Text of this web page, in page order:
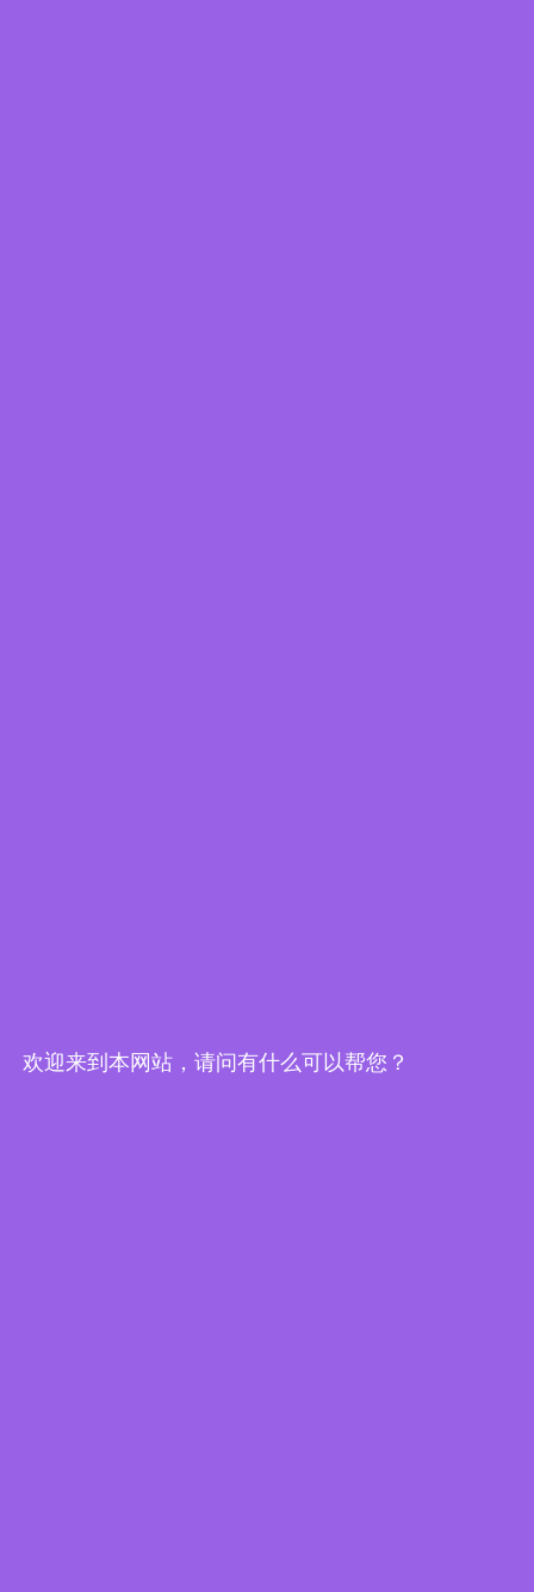
欢迎来到本网站，请问有什么可以帮您？